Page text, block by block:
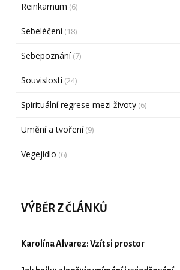
Reinkarnum (6)
Sebeléčení(18)
Sebepoznání(7)
Souvislosti (24)
Spirituální regrese mezi životy(6)
Umění a tvoření(9)
Vegejídlo (6)
VÝBĚR Z ČLÁNKŮ
Karolína Alvarez: Vzít si prostor